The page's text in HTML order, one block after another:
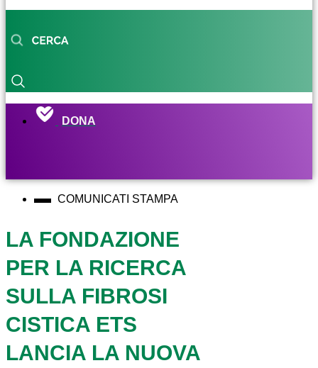
DONA
COMUNICATI STAMPA
LA FONDAZIONE
PER LA RICERCA
SULLA FIBROSI
CISTICA ETS
LANCIA LA NUOVA